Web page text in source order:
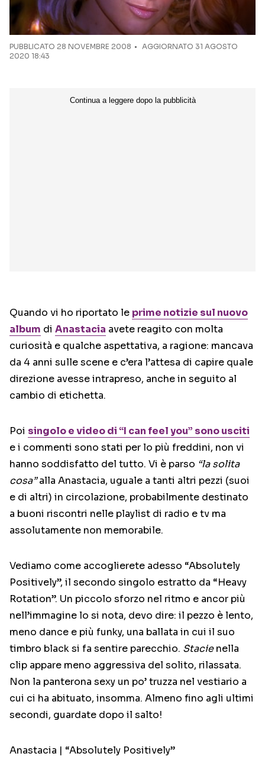
PUBBLICATO 28 NOVEMBRE 2008
AGGIORNATO 31 AGOSTO
2020 18:43
Quando vi ho riportato le prime notizie sul nuovo
album di Anastacia avete reagito con molta
curiosità e qualche aspettativa, a ragione: mancava
da 4 anni sulle scene e c’era l’attesa di capire quale
direzione avesse intrapreso, anche in seguito al
cambio di etichetta.
Poi singolo e video di “I can feel you” sono usciti
e i commenti sono stati per lo più freddini, non vi
hanno soddisfatto del tutto. Vi è parso “la solita
cosa”alla Anastacia, uguale a tanti altri pezzi (suoi
e di altri) in circolazione, probabilmente destinato
a buoni riscontri nelle playlist di radio e tv ma
assolutamente non memorabile.
Vediamo come accoglierete adesso “Absolutely
Positively”, il secondo singolo estratto da “Heavy
Rotation”. Un piccolo sforzo nel ritmo e ancor più
nell’immagine lo si nota, devo dire: il pezzo è lento,
meno dance e più funky, una ballata in cui il suo
timbro black si fa sentire parecchio. Stacienella
clip appare meno aggressiva del solito, rilassata.
Non la panterona sexy un po’ truzza nel vestiario a
cui ci ha abituato, insomma. Almeno fino agli ultimi
secondi, guardate dopo il salto!
Anastacia | “Absolutely Positively”